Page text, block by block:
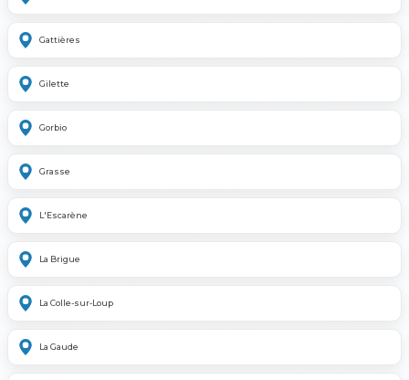
Gattières
Gilette
Gorbio
Grasse
L'Escarène
La Brigue
La Colle-sur-Loup
La Gaude